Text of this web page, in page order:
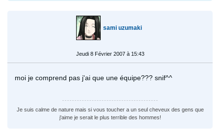
sami uzumaki
Jeudi 8 Février 2007 à 15:43
moi je comprend pas j'ai que une équipe??? snif^^
Je suis calme de nature mais si vous toucher a un seul cheveux des gens que
j'aime je serait le plus terrible des hommes!